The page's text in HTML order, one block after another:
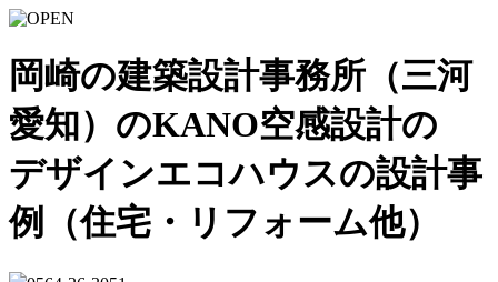
岡崎の建築設計事務所（三河
愛知）のKANO空感設計の
デザインエコハウスの設計事
例（住宅・リフォーム他）